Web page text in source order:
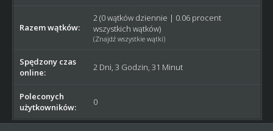
Razem wątków:
2 (0 wątków dziennie | 0.06 procent
wszystkich wątków)
(Znajdź wszystkie wątki)
Spędzony czas
online:
2 Dni, 3 Godzin, 31 Minut
Poleconych
użytkowników:
0